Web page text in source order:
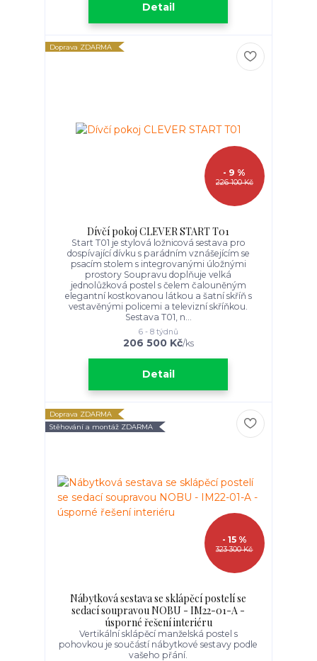
Detail
Doprava ZDARMA
226 100 Kč
- 9 %
Dívčí pokoj CLEVER START T01
Start T01 je stylová ložnicová sestava pro
dospívající dívku s parádním vznášejícím se
psacím stolem s integrovanými úložnými
prostory Soupravu doplňuje velká
jednolůžková postel s čelem čalouněným
elegantní kostkovanou látkou a šatní skříň s
vestavěnými policemi a televizní skříňkou.
Sestava T01, n...
206 500 Kč/ks
6 - 8 týdnů
Detail
Doprava ZDARMA
Stěhování a montáž ZDARMA
323 300 Kč
- 15 %
Nábytková sestava se sklápěcí postelí se
sedací soupravou NOBU - IM22-01-A -
úsporné řešení interiéru
Vertikální sklápěcí manželská postel s
pohovkou je součástí nábytkové sestavy podle
vašeho přání.